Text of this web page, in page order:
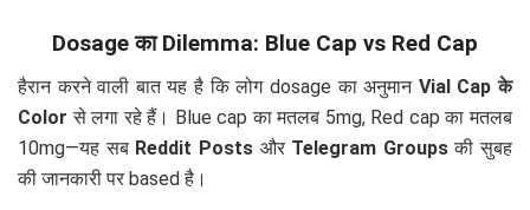
Dosage का Dilemma: Blue Cap vs Red Cap
हैरान करने वाली बात यह है कि लोग dosage का अनुमान Vial Cap के
Color से लगा रहे हैं। Blue cap का मतलब 5mg, Red cap का मतलब
10mg—यह सब Reddit Postsऔर Telegram Groupsकी सुबह
की जानकारी पर based है।